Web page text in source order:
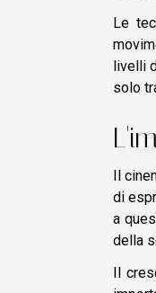
Le
livelli
solo
Il
di
a
della
Il